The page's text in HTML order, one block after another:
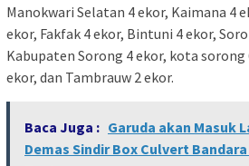
Manokwari Selatan 4 ekor, Kaimana 4
ekor, Fakfak 4 ekor, Bintuni 4 ekor,
Kabupaten Sorong 4 ekor, kota sorong
ekor, dan Tambrauw 2 ekor.
Baca Juga : Garuda akan Masuk
Demas Sindir Box Culvert